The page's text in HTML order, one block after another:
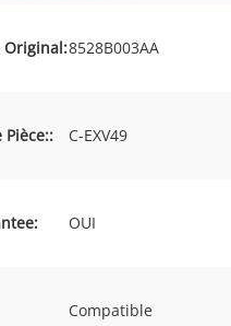
Original:8528B003AA
C-EXV49
OUI
Compatible